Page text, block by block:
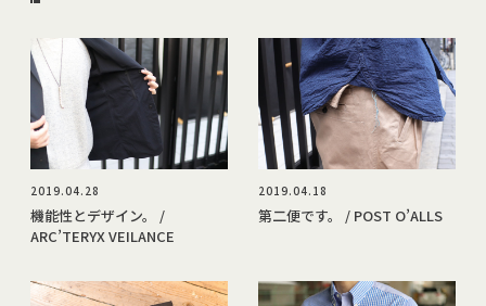
2019.04.28
機能性とデザイン。 /
ARC’TERYX VEILANCE
2019.04.18
第二便です。 / POST O’ALLS